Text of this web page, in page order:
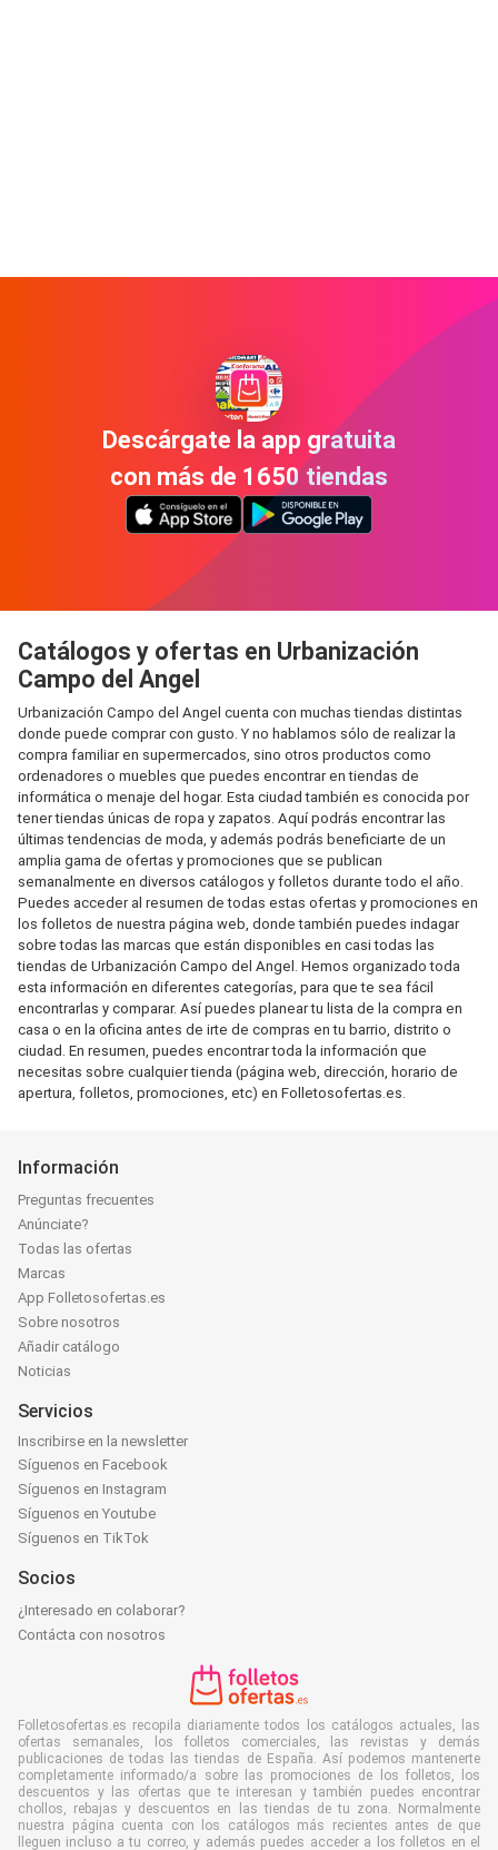
Descárgate la app gratuita
con más de 1650 tiendas
Catálogos y ofertas en Urbanización
Campo del Angel
Urbanización Campo del Angel cuenta con muchas tiendas distintas
donde puede comprar con gusto. Y no hablamos sólo de realizar la
compra familiar en supermercados, sino otros productos como
ordenadores o muebles que puedes encontrar en tiendas de
informática o menaje del hogar. Esta ciudad también es conocida por
tener tiendas únicas de ropa y zapatos. Aquí podrás encontrar las
últimas tendencias de moda, y además podrás beneficiarte de un
amplia gama de ofertas y promociones que se publican
semanalmente en diversos catálogos y folletos durante todo el año.
Puedes acceder al resumen de todas estas ofertas y promociones en
los folletos de nuestra página web, donde también puedes indagar
sobre todas las marcas que están disponibles en casi todas las
tiendas de Urbanización Campo del Angel. Hemos organizado toda
esta información en diferentes categorías, para que te sea fácil
encontrarlas y comparar. Así puedes planear tu lista de la compra en
casa o en la oficina antes de irte de compras en tu barrio, distrito o
ciudad. En resumen, puedes encontrar toda la información que
necesitas sobre cualquier tienda (página web, dirección, horario de
apertura, folletos, promociones, etc) en Folletosofertas.es.
Información
Preguntas frecuentes
Anúnciate?
Todas las ofertas
Marcas
App Folletosofertas.es
Sobre nosotros
Añadir catálogo
Noticias
Servicios
Inscribirse en la newsletter
Síguenos en Facebook
Síguenos en Instagram
Síguenos en Youtube
Síguenos en TikTok
Socios
¿Interesado en colaborar?
Contácta con nosotros
Folletosofertas.es recopila diariamente todos los catálogos actuales, las
ofertas semanales, los folletos comerciales, las revistas y demás
publicaciones de todas las tiendas de España. Así podemos mantenerte
completamente informado/a sobre las promociones de los folletos, los
descuentos y las ofertas que te interesan y también puedes encontrar
chollos, rebajas y descuentos en las tiendas de tu zona. Normalmente
nuestra página cuenta con los catálogos más recientes antes de que
lleguen incluso a tu correo, y además puedes acceder a los folletos en el